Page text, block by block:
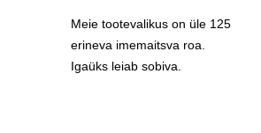
Meie tootevalikus on üle 125
erineva imemaitsva roa.
Igaüks leiab sobiva.